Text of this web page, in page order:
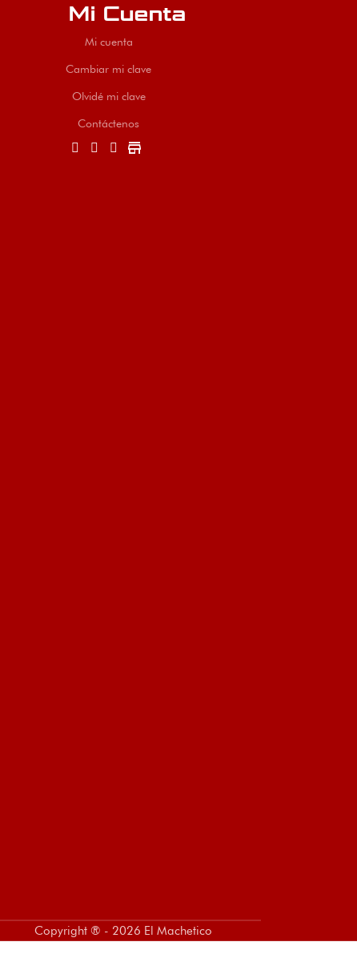
Mi Cuenta
Mi cuenta
Cambiar mi clave
Olvidé mi clave
Contáctenos
store
Copyright ® - 2026 El Machetico